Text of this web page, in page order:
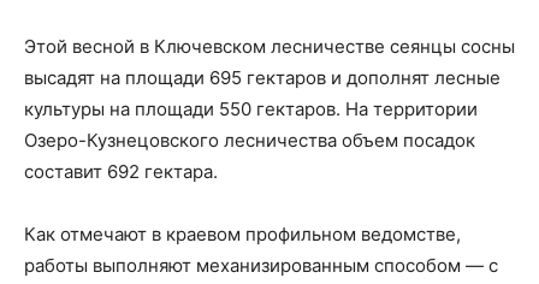
Этой весной в Ключевском лесничестве сеянцы сосны
высадят на площади 695 гектаров и дополнят лесные
культуры на площади 550 гектаров. На территории
Озеро-Кузнецовского лесничества объем посадок
составит 692 гектара.
Как отмечают в краевом профильном ведомстве,
работы выполняют механизированным способом — с